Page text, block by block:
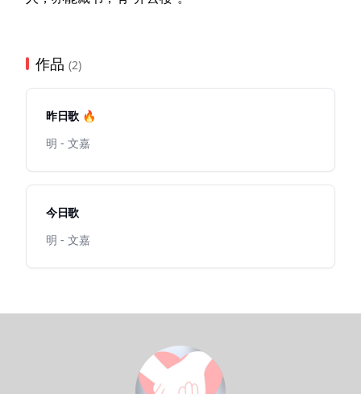
作品 (2)
昨日歌 🔥
明 - 文嘉
今日歌
明 - 文嘉